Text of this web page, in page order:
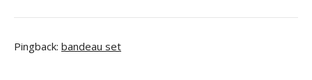
Pingback: bandeau set